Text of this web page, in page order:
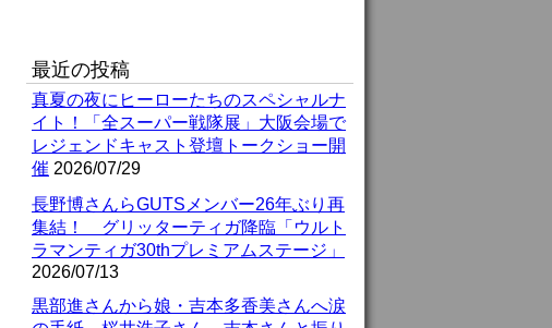
最近の投稿
真夏の夜にヒーローたちのスペシャルナ
イト！「全スーパー戦隊展」大阪会場で
レジェンドキャスト登壇トークショー開
催 2026/07/29
長野博さんらGUTSメンバー26年ぶり再
集結！ グリッターティガ降臨「ウルト
ラマンティガ30thプレミアムステージ」
2026/07/13
黒部進さんから娘・吉本多香美さんへ涙